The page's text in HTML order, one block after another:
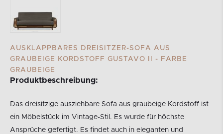
AUSKLAPPBARES DREISITZER-SOFA AUS
GRAUBEIGE KORDSTOFF GUSTAVO II - FARBE
GRAUBEIGE
Produktbeschreibung:
Das dreisitzige ausziehbare Sofa aus graubeige Kordstoff ist
ein Möbelstück im Vintage-Stil. Es wurde für höchste
Ansprüche gefertigt. Es findet auch in eleganten und